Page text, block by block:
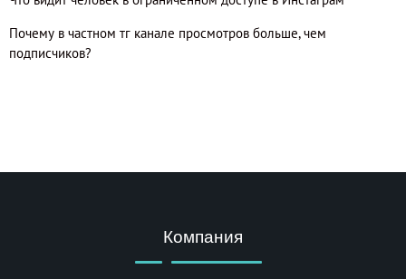
Почему в частном тг канале просмотров больше, чем
подписчиков?
Компания